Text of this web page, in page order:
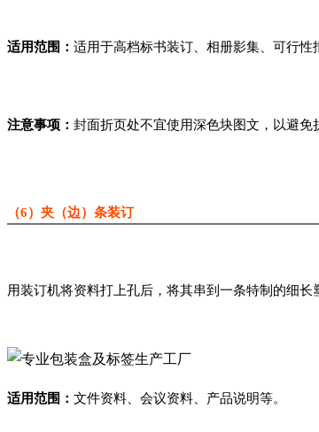
适用范围： 适用于高档标书装订、相册影集、可行性
注意事项： 封面折页处不宜使用深色块图文，以避免
（6）夹（边）条装订
用装订机将资料打上孔后，将其串到一条特制的细
适用范围： 文件资料、会议资料、产品说明等。